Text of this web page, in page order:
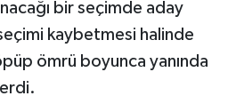
bir seçimde aday
kaybetmesi halinde
ömrü boyunca yanında